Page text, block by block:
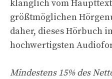
klanglich vom
größtmöglichen
daher, dieses Hörbuch
hochwertigsten
Mindestens 15% des